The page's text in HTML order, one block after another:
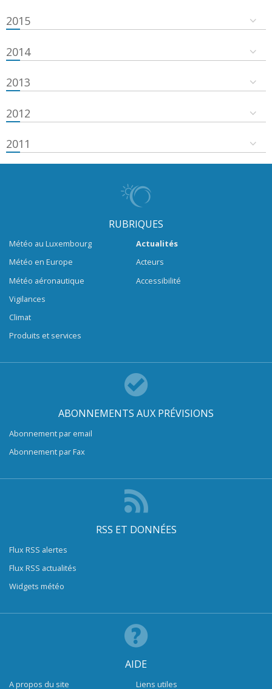
2015
2014
2013
2012
2011
RUBRIQUES
Météo au Luxembourg
Météo en Europe
Météo aéronautique
Vigilances
Climat
Produits et services
Actualités
Acteurs
Accessibilité
ABONNEMENTS AUX PRÉVISIONS
Abonnement par email
Abonnement par Fax
RSS ET DONNÉES
Flux RSS alertes
Flux RSS actualités
Widgets météo
AIDE
A propos du site Liens utiles